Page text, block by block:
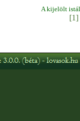
A kijelölt
[1]